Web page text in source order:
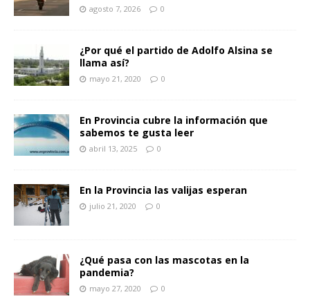
agosto 7, 2026 0
¿Por qué el partido de Adolfo Alsina se
llama así?
mayo 21, 2020 0
En Provincia cubre la información que
sabemos te gusta leer
abril 13, 2025 0
En la Provincia las valijas esperan
julio 21, 2020 0
¿Qué pasa con las mascotas en la
pandemia?
mayo 27, 2020 0